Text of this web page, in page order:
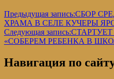
Предыдущая запись:СБОР
ХРАМА В СЕЛЕ КУЧЕРЫ
Следующая запись:
«СОБЕРЕМ РЕБЕНКА В
Навигация по